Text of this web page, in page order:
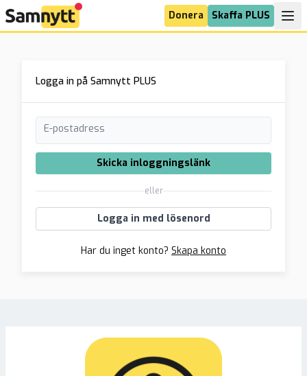
Donera Skaffa PLUS
Logga in på Samnytt PLUS
E-postadress
Skicka inloggningslänk
eller
Logga in med lösenord
Har du inget konto? Skapa konto